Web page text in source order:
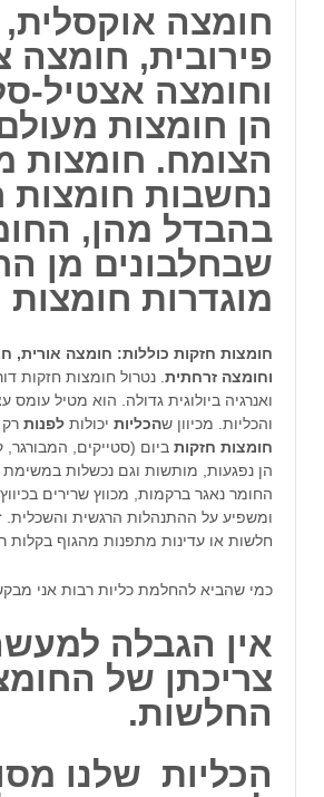
חומצה
פירובית, חומצה
וחומצה אצטיל-
הן חומצות
הצומח. חומצות
נחשבות חומצות
בהבדל מהן,
שבחלבונים מן
מוגדרות חומצות
חומצות חזקות כוללות: חומצה אורית,
וחומצה זרחתית. נטרול חומצות חזקות
ואנרגיה ביולוגית גדולה. הוא מטיל עומס
והכליות. מכיוון שהכליות יכולות לפנות רק
חומצות חזקות ביום (סטייקים,
הן נפגעות, מותשות וגם נכשלות במשימת
החומר נאגר ברקמות, מכווץ שרירים
ומשפיע על ההתנהלות הרגשית והשכלית.
חלשות או עדינות מתפנות מהגוף בקלות
כמי שהביא להחלמת כליות רבות אני
אין הגבלה
צריכתן של
החלשות.
הכליות שלנו